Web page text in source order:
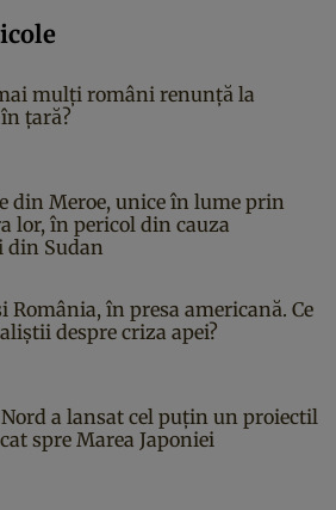
mulți români renunță la
țară?
din Meroe, unice în lume prin
lor, în pericol din cauza
Sudan
România, în presa americană. Ce
despre criza apei?
Nord a lansat cel puțin un proiectil
spre Marea Japoniei